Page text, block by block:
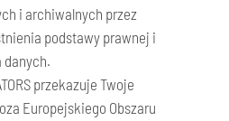
i archiwalnych przez
podstawy prawnej i
danych.
przekazuje Twoje
Europejskiego Obszaru